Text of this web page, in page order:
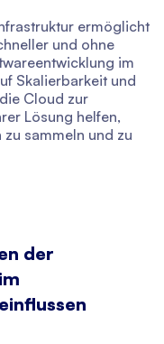
ermöglicht
und ohne
im
Skalierbarkeit und
Cloud zur
Lösung helfen,
zu sammeln und zu
der